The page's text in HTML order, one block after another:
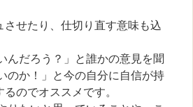
せたり、仕切り直す意味も込
んだろう？」と誰かの意見を聞
のか！」と今の自分に自信が持
のでオススメです。